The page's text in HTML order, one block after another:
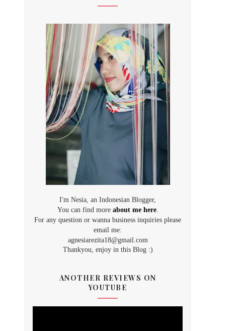
I'm Nesia, an Indonesian Blogger,
You can find more about me here.
For any question or wanna business inquiries please
email me:
agnesiarezita18@gmail.com
Thankyou, enjoy in this Blog :)
ANOTHER REVIEWS ON
YOUTUBE